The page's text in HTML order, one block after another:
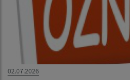
02.07.2026